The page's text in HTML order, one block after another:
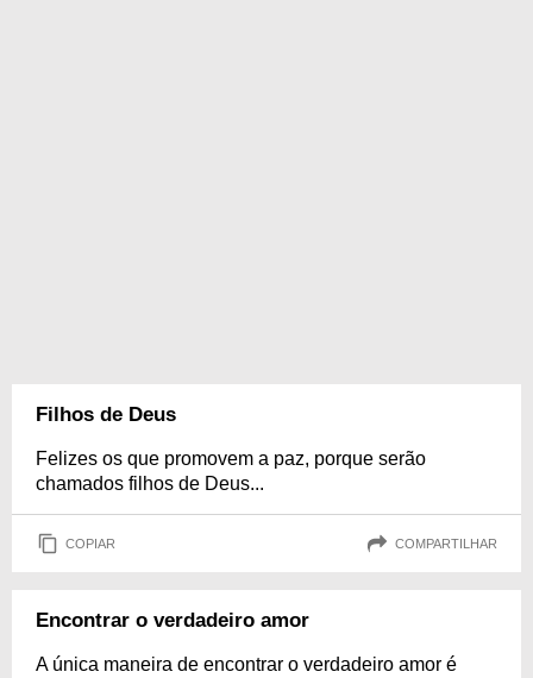
Filhos de Deus
Felizes os que promovem a paz, porque serão
chamados filhos de Deus...
COPIAR COMPARTILHAR
Encontrar o verdadeiro amor
A única maneira de encontrar o verdadeiro amor é